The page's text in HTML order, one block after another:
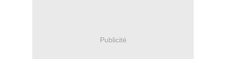
Publicité